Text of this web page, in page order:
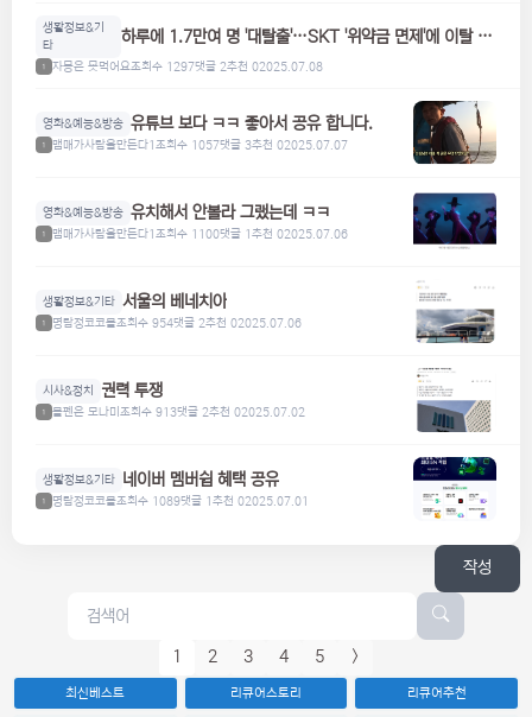
생활정보&기
타
하루에 1.7만여 명 '대탈출'…SKT '위약금 면제'에 이탈 급
1 자몽은 못먹어요조회수 1297댓글 2추천 02025.07.08
영화&예능&방송 유튜브 보다 ㅋㅋ 좋아서 공유 합니다.
1 맴매가사람을만든다1조회수 1057댓글 3추천 02025.07.07
영화&예능&방송 유치해서 안볼라 그랬는데 ㅋㅋ
1 맴매가사람을만든다1조회수 1100댓글 1추천 02025.07.06
생활정보&기타 서울의 베네치아
1 명탐정코코볼조회수 954댓글 2추천 02025.07.06
시사&정치 권력 투쟁
1 볼펜은 모나미 조회수 913댓글 2추천 02025.07.02
생활정보&기타 네이버 멤버쉽 혜택 공유
1 명탐정코코볼조회수 1089댓글 1추천 02025.07.01
작성
1 2 3 4 5 >
최신베스트 리큐어스토리 리큐어추천